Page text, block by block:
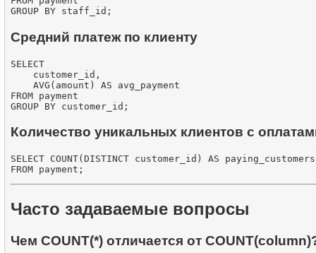
Средний платеж по клиенту
SELECT
    customer_id,
    AVG(amount) AS avg_payment
FROM payment
Количество уникальных клиентов с
SELECT COUNT(DISTINCT customer_id) AS paying_customers
Часто задаваемые вопросы
Чем COUNT(*) отличается от